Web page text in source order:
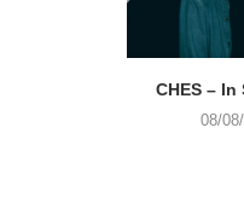
CHES – In
08/